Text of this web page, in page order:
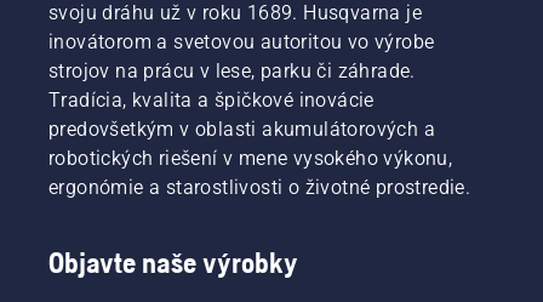
svoju dráhu už v roku 1689. Husqvarna je
inovátorom a svetovou autoritou vo výrobe
strojov na prácu v lese, parku či záhrade.
Tradícia, kvalita a špičkové inovácie
predovšetkým v oblasti akumulátorových a
robotických riešení v mene vysokého výkonu,
ergonómie a starostlivosti o životné prostredie.
Objavte naše výrobky